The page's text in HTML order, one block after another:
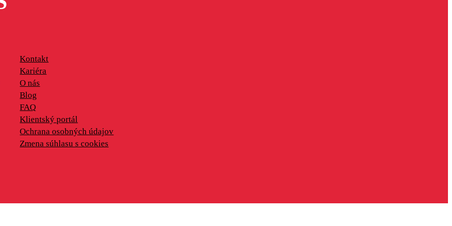
Kontakt
Kariéra
O nás
Blog
FAQ
Klientský portál
Ochrana osobných údajov
Zmena súhlasu s cookies